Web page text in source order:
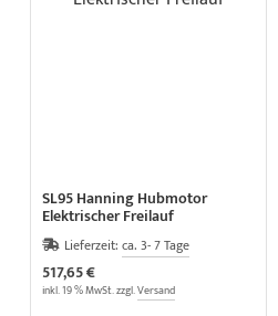
SL95 Hanning Hubmotor
Elektrischer Freilauf
Lieferzeit: ca. 3- 7 Tage
517,65 €
inkl. 19 % MwSt. zzgl.Versand